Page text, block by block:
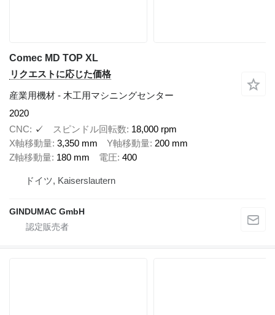
Comec MD TOP XL
リクエストに応じた価格
産業用機材 - 木工用マシニングセンター
2020
CNC
✓ スピンドル回転数 18,000 rpm
X軸移動量 3,350 mm Y軸移動量 200 mm
Z軸移動量 180 mm 電圧 400
ドイツ, Kaiserslautern
GINDUMAC GmbH